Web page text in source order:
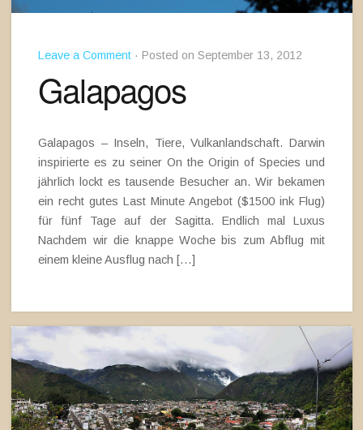
Leave a Comment · Posted on September 13, 2012
Galapagos
Galapagos – Inseln, Tiere, Vulkanlandschaft. Darwin
inspirierte es zu seiner On the Origin of Species und
jährlich lockt es tausende Besucher an. Wir bekamen
ein recht gutes Last Minute Angebot ($1500 ink Flug)
für fünf Tage auf der Sagitta. Endlich mal Luxus
Nachdem wir die knappe Woche bis zum Abflug mit
einem kleine Ausflug nach […]